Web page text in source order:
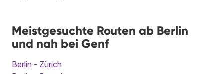
Meistgesuchte Routen ab Berlin
und nah bei Genf
Berlin - Zürich